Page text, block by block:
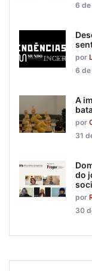
6
por
6
A
por
31
do
por
30